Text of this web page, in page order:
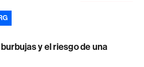
y el riesgo de una